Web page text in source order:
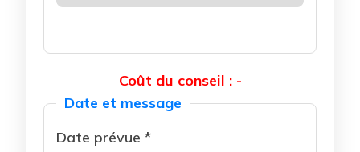
Coût du conseil : -
Date et message
Date prévue *